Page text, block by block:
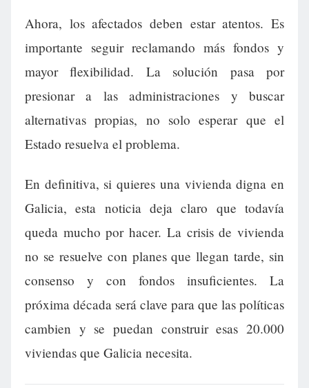
Ahora, los afectados deben estar atentos. Es
importante seguir reclamando más fondos y
mayor flexibilidad. La solución pasa por
presionar a las administraciones y buscar
alternativas propias, no solo esperar que el
Estado resuelva el problema.
En definitiva, si quieres una vivienda digna en
Galicia, esta noticia deja claro que todavía
queda mucho por hacer. La crisis de vivienda
no se resuelve con planes que llegan tarde, sin
consenso y con fondos insuficientes. La
próxima década será clave para que las políticas
cambien y se puedan construir esas 20.000
viviendas que Galicia necesita.